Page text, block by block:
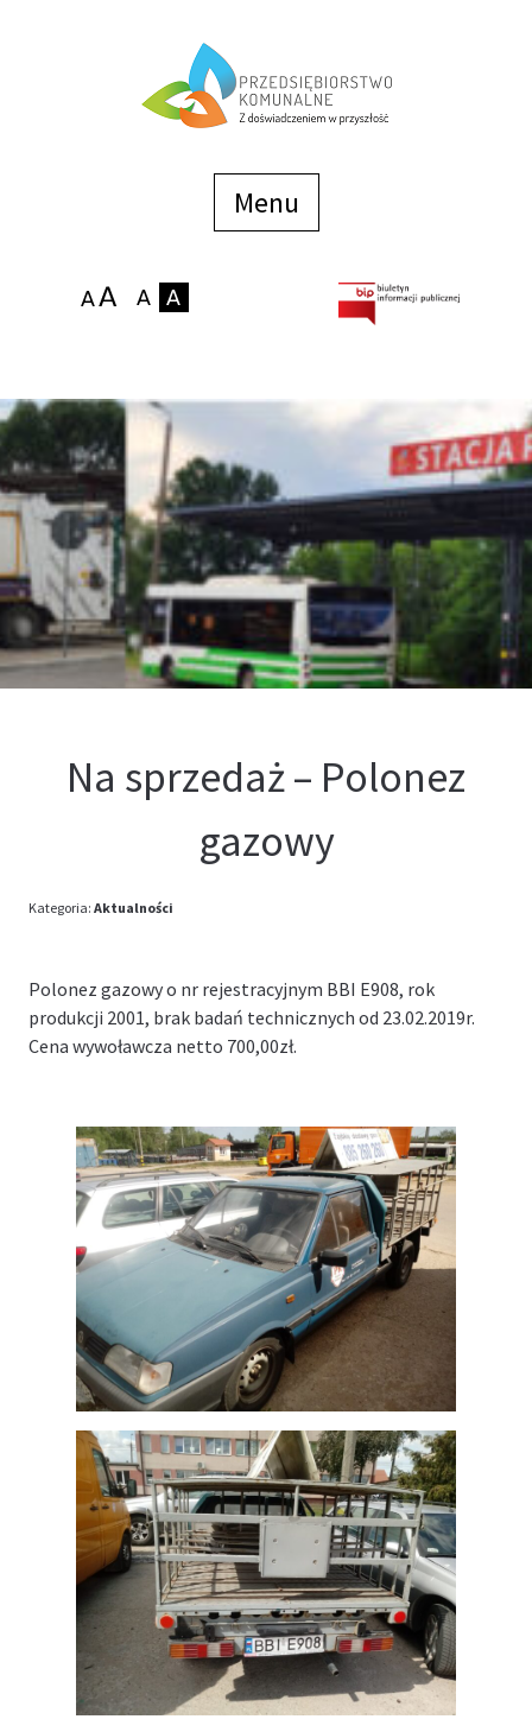
Menu
Zakłady
Podaj stan wodomierza
Kontakt
Oferta
Na sprzedaż – Polonez
gazowy
Kategoria: Aktualności
Polonez gazowy o nr rejestracyjnym BBI E908, rok
produkcji 2001, brak badań technicznych od 23.02.2019r.
Cena wywoławcza netto 700,00zł.